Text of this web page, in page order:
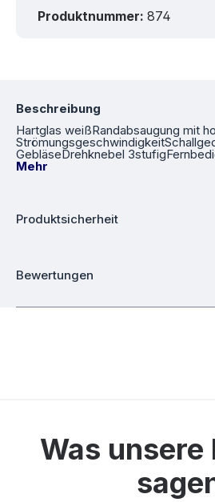
Produktnummer: 874
Beschreibung
Hartglas weißRandabsaugung mit
GebläseDrehknebel
Mehr
Produktsicherheit
Bewertungen
Was unsere